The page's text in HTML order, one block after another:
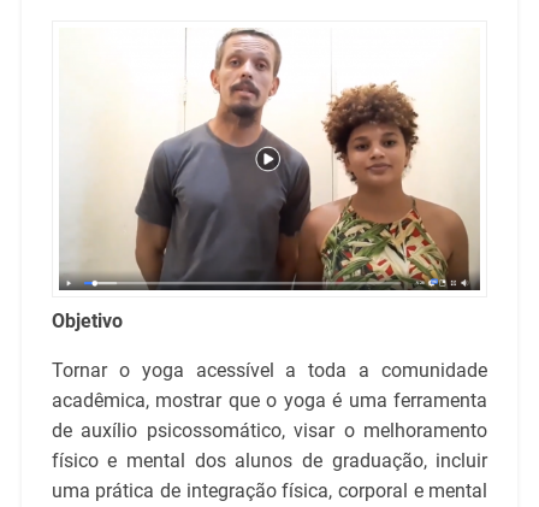
Objetivo
Tornar o yoga acessível a toda a comunidade
acadêmica, mostrar que o yoga é uma ferramenta
de auxílio psicossomático, visar o melhoramento
físico e mental dos alunos de graduação, incluir
uma prática de integração física, corporal e mental